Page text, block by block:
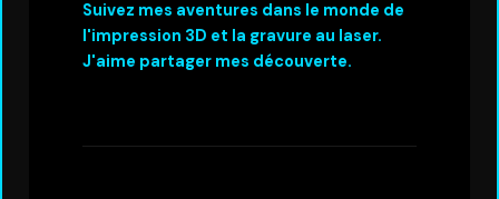
Suivez mes aventures dans le monde de
l'impression 3D et la gravure au laser.
J'aime partager mes découverte.